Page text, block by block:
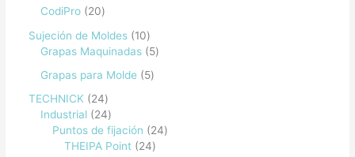
CodiPro
20
Sujeción de Moldes
10
Grapas Maquinadas
5
Grapas para Molde
5
TECHNICK
24
Industrial
24
Puntos de fijación
24
THEIPA Point
24